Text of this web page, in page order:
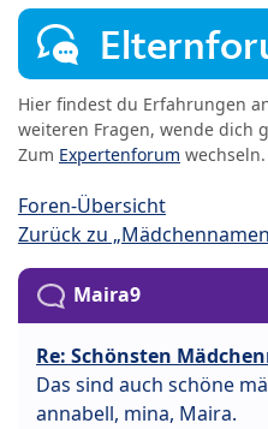
Hier findest du Erfahrungen
weiteren Fragen, wende dich
Zum Expertenforum wechseln.
Foren-Übersicht
Zurück zu
Maira9
Re: Schönsten
Das sind auch schöne
annabell, mina, Maira.